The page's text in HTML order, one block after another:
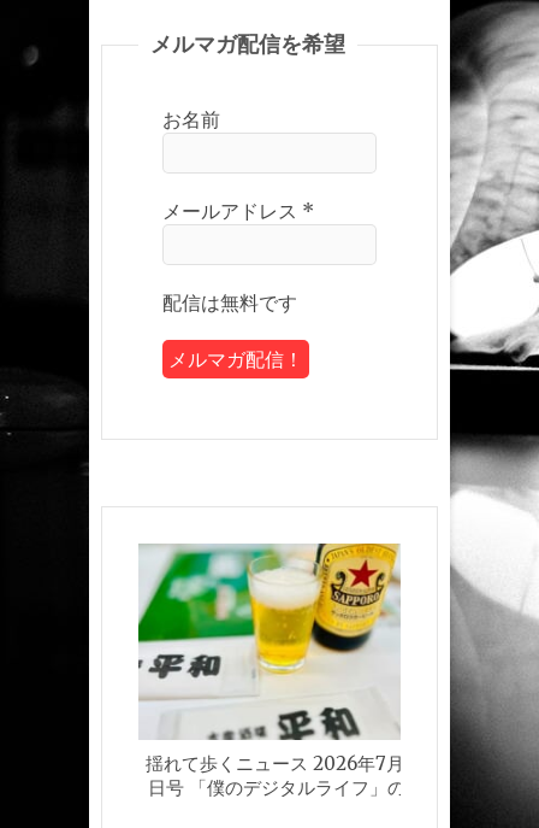
メルマガ配信を希望
お名前
メールアドレス *
配信は無料です
揺れて歩くニュース 2026年7月24
日号 「僕のデジタルライフ」の巻
日